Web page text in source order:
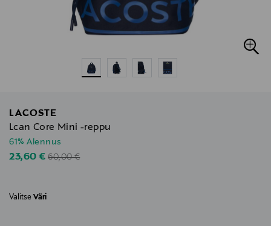
LACOSTE
Lcan Core Mini -reppu
61% Alennus
Discounted Price
23,60 €Original Price
60,00 €
Valitse Väri